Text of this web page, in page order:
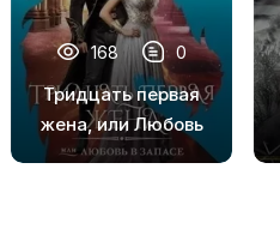
168 0
Тридцать первая
жена, или Любовь
в запасе